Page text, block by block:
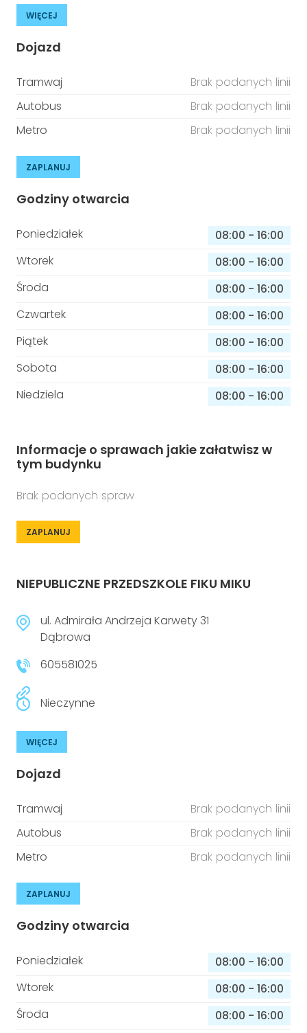
WIĘCEJ
Dojazd
Tramwaj
Brak podanych linii
Autobus
Brak podanych linii
Metro
Brak podanych linii
ZAPLANUJ
Godziny otwarcia
Poniedziałek 08:00 - 16:00
Wtorek
08:00 - 16:00
Środa
08:00 - 16:00
Czwartek
08:00 - 16:00
Piątek
08:00 - 16:00
Sobota
08:00 - 16:00
Niedziela
08:00 - 16:00
Informacje o sprawach jakie załatwisz w
tym budynku
Brak podanych spraw
ZAPLANUJ
NIEPUBLICZNE PRZEDSZKOLE FIKU MIKU
ul. Admirała Andrzeja Karwety 31
Dąbrowa
605581025
Nieczynne
WIĘCEJ
Dojazd
Tramwaj
Brak podanych linii
Autobus
Brak podanych linii
Metro
Brak podanych linii
ZAPLANUJ
Godziny otwarcia
Poniedziałek 08:00 - 16:00
Wtorek
08:00 - 16:00
Środa
08:00 - 16:00